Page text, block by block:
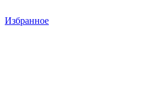
Избранное